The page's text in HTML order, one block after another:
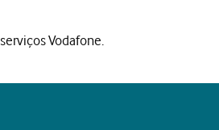
Vodafone.